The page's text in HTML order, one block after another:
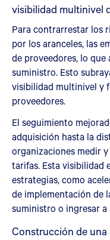
visibilidad multinivel
Para contrarrestar los
por los aranceles, las
de proveedores, lo que
suministro. Esto
visibilidad multinivel y
proveedores.
El seguimiento
adquisición hasta la
organizaciones medir
tarifas. Esta visibilidad
estrategias, como
de implementación de
suministro o ingresar a
Construcción de